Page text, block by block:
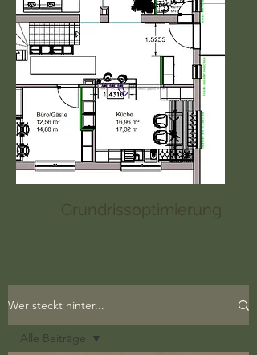
Grundrissoptimierung
Wer steckt hinter...
Alle Beiträge